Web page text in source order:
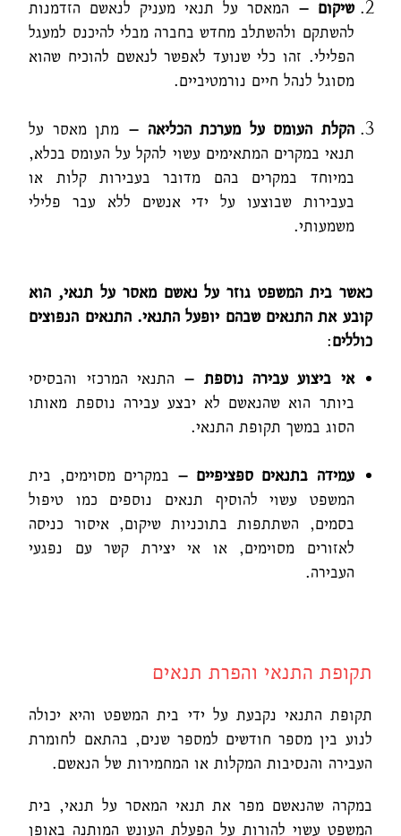
שיקום – המאסר על תנאי מעניק לנאשם הזדמנות
להשתקם ולהשתלב מחדש בחברה מבלי להיכנס למעגל
הפלילי. זהו כלי שנועד לאפשר לנאשם להוכיח שהוא
מסוגל לנהל חיים נורמטיביים.
הקלת העומס על מערכת הכליאה – מתן מאסר על
תנאי במקרים המתאימים עשוי להקל על העומס בכלא,
במיוחד במקרים בהם מדובר בעבירות קלות או
בעבירות שבוצעו על ידי אנשים ללא עבר פלילי
משמעותי.
כאשר בית המשפט גוזר על נאשם מאסר על תנאי, הוא
קובע את התנאים שבהם יופעל התנאי. התנאים הנפוצים
כוללים:
אי ביצוע עבירה נוספת – התנאי המרכזי והבסיסי
ביותר הוא שהנאשם לא יבצע עבירה נוספת מאותו
הסוג במשך תקופת התנאי.
עמידה בתנאים ספציפיים – במקרים מסוימים, בית
המשפט עשוי להוסיף תנאים נוספים כמו טיפול
בסמים, השתתפות בתוכניות שיקום, איסור כניסה
לאזורים מסוימים, או אי יצירת קשר עם נפגעי
העבירה.
תקופת התנאי והפרת תנאים
תקופת התנאי נקבעת על ידי בית המשפט והיא יכולה
לנוע בין מספר חודשים למספר שנים, בהתאם לחומרת
העבירה והנסיבות המקלות או המחמירות של הנאשם.
במקרה שהנאשם מפר את תנאי המאסר על תנאי, בית
המשפט עשוי להורות על הפעלת העונש המותנה באופן